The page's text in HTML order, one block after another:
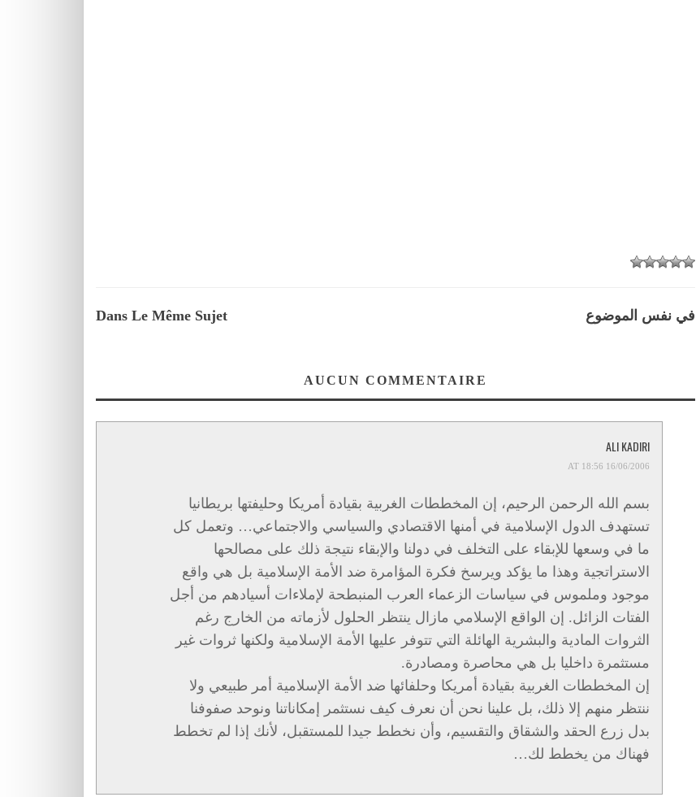
Dans Le Même Sujet في نفس الموضوع
AUCUN COMMENTAIRE
ALI KADIRI
16/06/2006 AT 18:56
بسم الله الرحمن الرحيم، إن المخططات الغربية بقيادة أمريكا وحليفتها بريطانيا
تستهدف الدول الإسلامية في أمنها الاقتصادي والسياسي والاجتماعي… وتعمل كل
ما في وسعها للإبقاء على التخلف في دولنا والإبقاء نتيجة ذلك على مصالحها
الاستراتجية وهذا ما يؤكد ويرسخ فكرة المؤامرة ضد الأمة الإسلامية بل هي واقع
موجود وملموس في سياسات الزعماء العرب المنبطحة لإملاءات أسيادهم من أجل
الفتات الزائل. إن الواقع الإسلامي مازال ينتظر الحلول لأزماته من الخارج رغم
الثروات المادية والبشرية الهائلة التي تتوفر عليها الأمة الإسلامية ولكنها ثروات غير
مستثمرة داخليا بل هي محاصرة ومصادرة.
إن المخططات الغربية بقيادة أمريكا وحلفائها ضد الأمة الإسلامية أمر طبيعي ولا
ننتظر منهم إلا ذلك، بل علينا نحن أن نعرف كيف نستثمر إمكاناتنا ونوحد صفوفنا
بدل زرع الحقد والشقاق والتقسيم، وأن نخطط جيدا للمستقبل، لأنك إذا لم تخطط
فهناك من يخطط لك…